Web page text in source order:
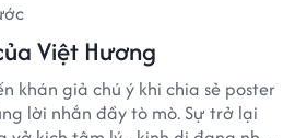
Việt Hương
khán giả chú ý khi chia sẻ poster
lời nhắn đầy tò mò. Sự trở lại